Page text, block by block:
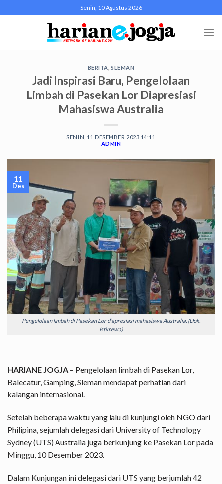
to
Senin, 10 Agustus 2026
BERITA ,SLEMAN
Jadi Inspirasi Baru, Pengelolaan
Limbah di Pasekan Lor Diapresiasi
Mahasiswa Australia
SENIN, 11 DESEMBER 2023 14:11
ADMIN
Pengelolaan limbah di Pasekan Lor diapresiasi mahasiswa Australia. (Dok.
Istimewa)
11
Des
HARIANE JOGJA – Pengelolaan limbah di Pasekan Lor,
Balecatur, Gamping, Sleman mendapat perhatian dari
kalangan internasional.
Setelah beberapa waktu yang lalu di kunjungi oleh NGO dari
Philipina, sejumlah delegasi dari University of Technology
Sydney (UTS) Australia juga berkunjung ke Pasekan Lor pada
Minggu, 10 Desember 2023.
Dalam Kunjungan ini delegasi dari UTS yang berjumlah 42